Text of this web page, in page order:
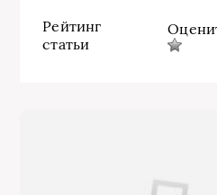
Рейтинг
статьи